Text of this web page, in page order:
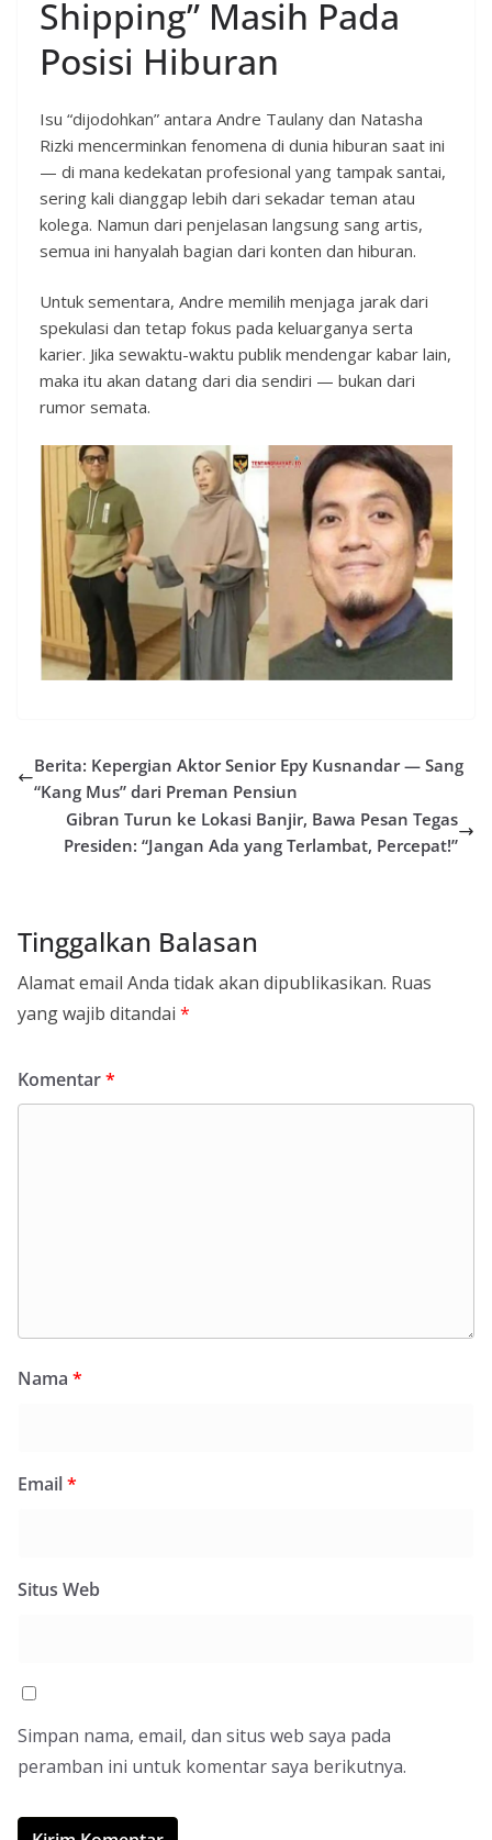
Shipping” Masih Pada
Posisi Hiburan
Isu “dijodohkan” antara Andre Taulany dan Natasha
Rizki mencerminkan fenomena di dunia hiburan saat ini
— di mana kedekatan profesional yang tampak santai,
sering kali dianggap lebih dari sekadar teman atau
kolega. Namun dari penjelasan langsung sang artis,
semua ini hanyalah bagian dari konten dan hiburan.
Untuk sementara, Andre memilih menjaga jarak dari
spekulasi dan tetap fokus pada keluarganya serta
karier. Jika sewaktu-waktu publik mendengar kabar lain,
maka itu akan datang dari dia sendiri — bukan dari
rumor semata.
Berita: Kepergian Aktor Senior Epy Kusnandar — Sang
“Kang Mus” dari Preman Pensiun
Gibran Turun ke Lokasi Banjir, Bawa Pesan Tegas
Presiden: “Jangan Ada yang Terlambat, Percepat!”
Tinggalkan Balasan
Alamat email Anda tidak akan dipublikasikan. Ruas
yang wajib ditandai *
Komentar*
Nama *
Email*
Situs Web
Simpan nama, email, dan situs web saya pada
peramban ini untuk komentar saya berikutnya.